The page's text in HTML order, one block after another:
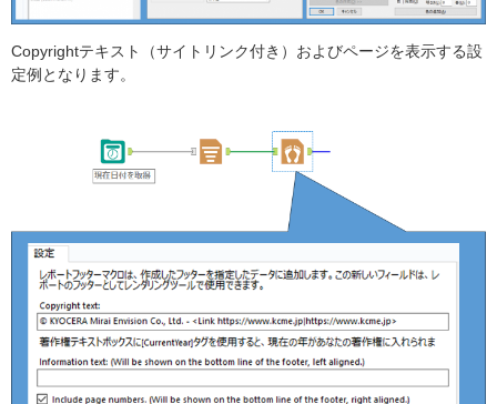
Copyrightテキスト（サイトリンク付き）およびページを表示する設
定例となります。